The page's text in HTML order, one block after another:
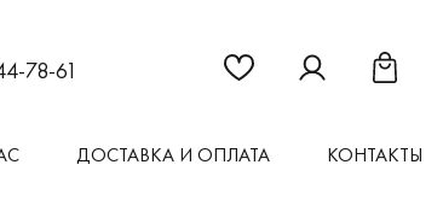
78-61 Ссылка на страницу
Ссылка наСсылка
ДОСТАВКА И ОПЛАТА КОНТАКТЫ